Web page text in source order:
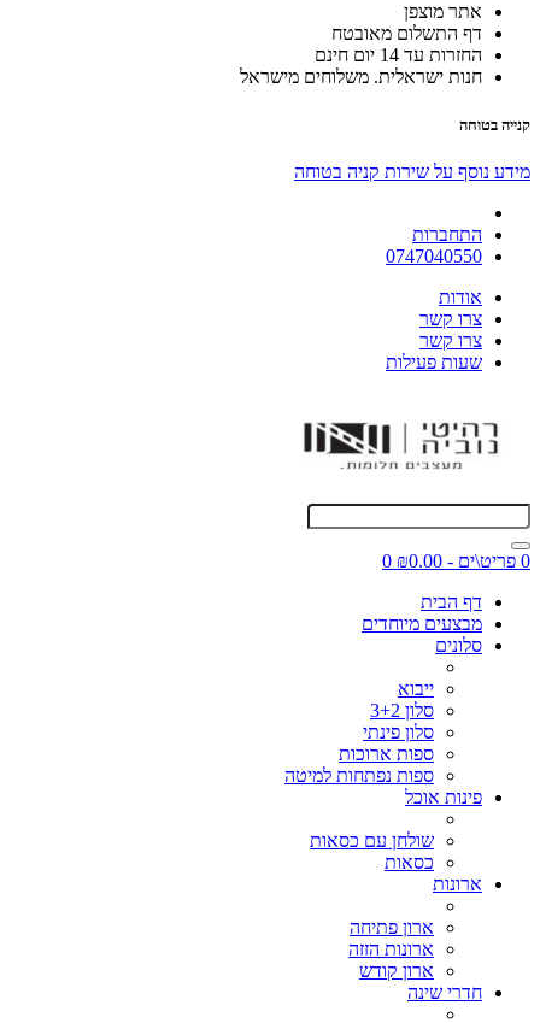
אתר מוצפן
דף התשלום מאובטח
החזרות עד 14 יום חינם
חנות ישראלית. משלוחים מישראל
קנייה בטוחה
מידע נוסף על שירות קניה בטוחה
התחברות
0747040550
אודות
צרו קשר
צרו קשר
שעות פעילות
0 פריט\ים - ₪0.00
0
דף הבית
מבצעים מיוחדים
סלונים
ייבוא
סלון 3+2
סלון פינתי
ספות ארוכות
ספות נפתחות למיטה
פינות אוכל
שולחן עם כסאות
כסאות
ארונות
ארון פתיחה
ארונות הזזה
ארון קודש
חדרי שינה